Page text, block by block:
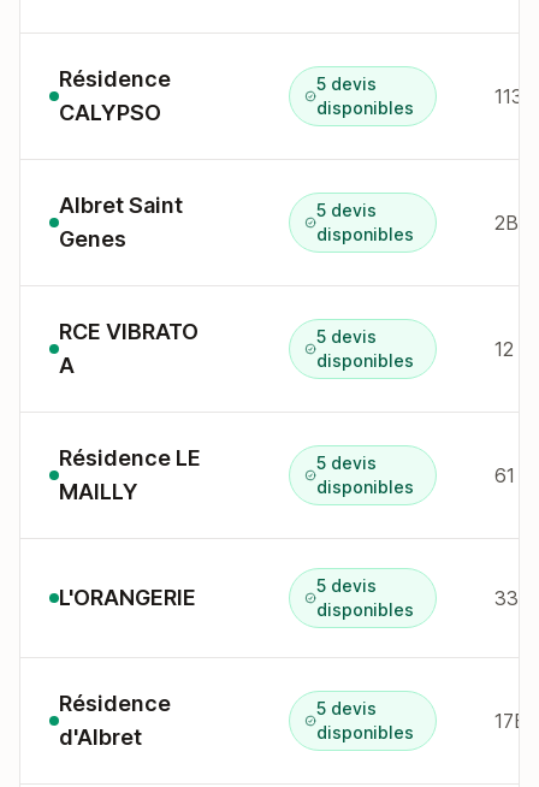
Résidence
CALYPSO
5 devis
disponibles
113
Albret Saint
Genes
5 devis
disponibles
2B r
RCE VIBRATO
A
5 devis
disponibles
12
Résidence LE
MAILLY
5 devis
disponibles
61 r
L'ORANGERIE
5 devis
disponibles
335
Résidence
d'Albret
5 devis
disponibles
17B